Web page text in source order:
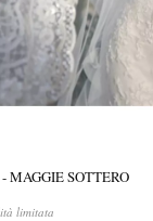
MAGGIE SOTTERO
limitata